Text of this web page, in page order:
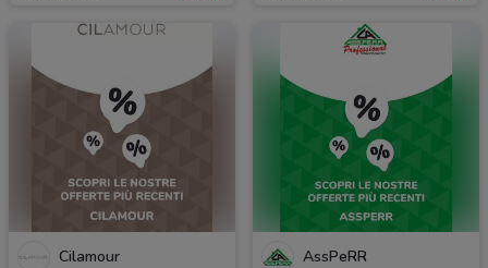
Cilamour AssPeRR